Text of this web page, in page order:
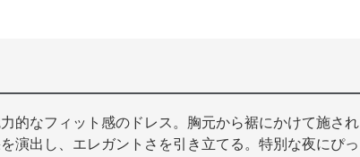
的なフィット感のドレス。胸元から裾にかけて施され
演出し、エレガントさを引き立てる。特別な夜にぴっ